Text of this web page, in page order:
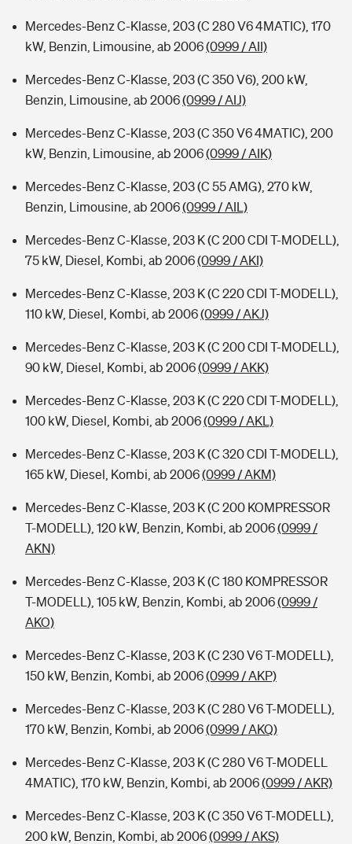
Mercedes-Benz C-Klasse, 203 (C 280 V6 4MATIC), 170
kW, Benzin, Limousine, ab 2006(0999 / AII)
Mercedes-Benz C-Klasse, 203 (C 350 V6), 200 kW,
Benzin, Limousine, ab 2006(0999 / AIJ)
Mercedes-Benz C-Klasse, 203 (C 350 V6 4MATIC), 200
kW, Benzin, Limousine, ab 2006(0999 / AIK)
Mercedes-Benz C-Klasse, 203 (C 55 AMG), 270 kW,
Benzin, Limousine, ab 2006(0999 / AIL)
Mercedes-Benz C-Klasse, 203 K (C 200 CDI T-MODELL),
75 kW, Diesel, Kombi, ab 2006(0999 / AKI)
Mercedes-Benz C-Klasse, 203 K (C 220 CDI T-MODELL),
110 kW, Diesel, Kombi, ab 2006(0999 / AKJ)
Mercedes-Benz C-Klasse, 203 K (C 200 CDI T-MODELL),
90 kW, Diesel, Kombi, ab 2006(0999 / AKK)
Mercedes-Benz C-Klasse, 203 K (C 220 CDI T-MODELL),
100 kW, Diesel, Kombi, ab 2006(0999 / AKL)
Mercedes-Benz C-Klasse, 203 K (C 320 CDI T-MODELL),
165 kW, Diesel, Kombi, ab 2006(0999 / AKM)
Mercedes-Benz C-Klasse, 203 K (C 200 KOMPRESSOR
T-MODELL), 120 kW, Benzin, Kombi, ab 2006(0999 /
AKN)
Mercedes-Benz C-Klasse, 203 K (C 180 KOMPRESSOR
T-MODELL), 105 kW, Benzin, Kombi, ab 2006(0999 /
AKO)
Mercedes-Benz C-Klasse, 203 K (C 230 V6 T-MODELL),
150 kW, Benzin, Kombi, ab 2006(0999 / AKP)
Mercedes-Benz C-Klasse, 203 K (C 280 V6 T-MODELL),
170 kW, Benzin, Kombi, ab 2006(0999 / AKQ)
Mercedes-Benz C-Klasse, 203 K (C 280 V6 T-MODELL
4MATIC), 170 kW, Benzin, Kombi, ab 2006(0999 / AKR)
Mercedes-Benz C-Klasse, 203 K (C 350 V6 T-MODELL),
200 kW, Benzin, Kombi, ab 2006(0999 / AKS)